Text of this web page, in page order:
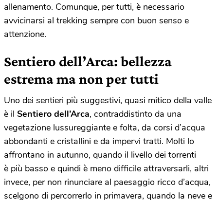
allenamento. Comunque, per tutti, è necessario
avvicinarsi al trekking sempre con buon senso e
attenzione.
Sentiero dell’Arca: bellezza
estrema ma non per tutti
Uno dei sentieri più suggestivi, quasi mitico della valle
è il Sentiero dell’Arca, contraddistinto da una
vegetazione lussureggiante e folta, da corsi d’acqua
abbondanti e cristallini e da impervi tratti. Molti lo
affrontano in autunno, quando il livello dei torrenti
è più basso e quindi è meno difficile attraversarli, altri
invece, per non rinunciare al paesaggio ricco d’acqua,
scelgono di percorrerlo in primavera, quando la neve e